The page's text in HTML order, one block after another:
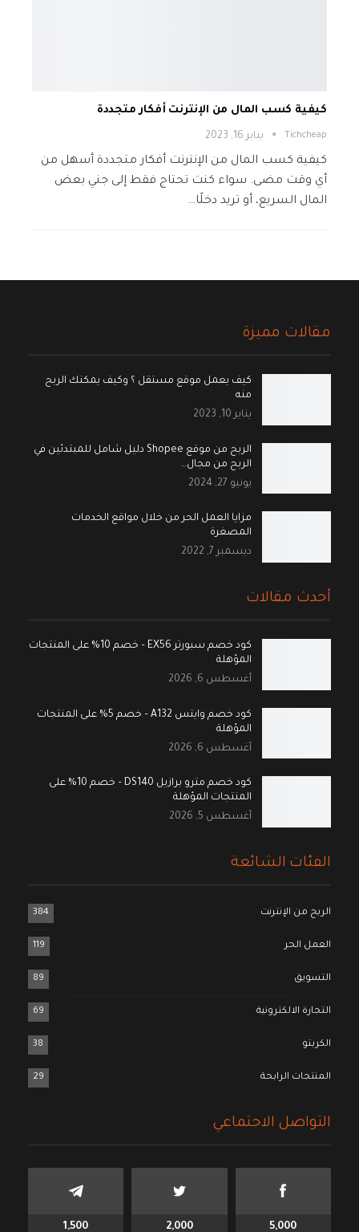
كيفية كسب المال من الإنترنت أفكار متجددة
Tichcheap يناير 16, 2023
كيفية كسب المال من الإنترنت أفكار متجددة أسهل من
أي وقت مضى. سواء كنت تحتاج فقط إلى جني بعض
المال السريع، أو تريد دخلًا…
مقالات مميزة
كيف يعمل موقع مستقل ؟ وكيف يمكنك الربح
منه
يناير 10, 2023
الربح من موقع Shopee دليل شامل للمبتدئين في
الربح من مجال…
يونيو 27, 2024
مزايا العمل الحر من خلال مواقع الخدمات
المصغرة
ديسمبر 7, 2022
أحدث مقالات
كود خصم سبورتر EX56 – خصم 10% على المنتجات
المؤهلة
أغسطس 6, 2026
كود خصم وايتس A132 – خصم 5% على المنتجات
المؤهلة
أغسطس 6, 2026
كود خصم مترو برازيل DS140 – خصم 10% على
المنتجات المؤهلة
أغسطس 5, 2026
الفئات الشائعة
الربح من الإنترنت 384
العمل الحر 119
التسويق 89
التجارة الالكترونية 69
الكربتو 38
المنتجات الرابحة 29
التواصل الاجتماعي
5,000
2,000
1,500